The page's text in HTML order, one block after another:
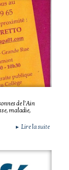
de l'Ain
maladie,
► Lire la suite